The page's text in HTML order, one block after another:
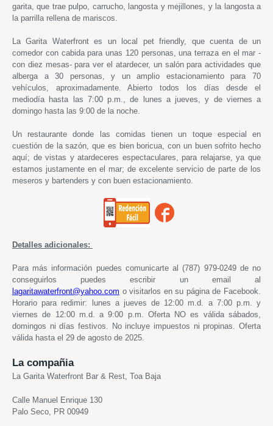
garita, que trae pulpo, carrucho, langosta y mejillones, y la langosta a
la parrilla rellena de mariscos.
La Garita Waterfront es un local pet friendly, que cuenta de un
comedor con cabida para unas 120 personas, una terraza en el mar -
con diez mesas- para ver el atardecer, un salón para actividades que
alberga a 30 personas, y un amplio estacionamiento para 70
vehículos, aproximadamente. Abierto todos los días desde el
mediodía hasta las 7:00 p.m., de lunes a jueves, y de viernes a
domingo hasta las 9:00 de la noche.
Un restaurante donde las comidas tienen un toque especial en
cuestión de la sazón, que es bien boricua, con un buen sofrito hecho
aquí; de vistas y atardeceres espectaculares, para relajarse, ya que
estamos justamente en el mar; de excelente servicio de parte de los
meseros y bartenders y con buen estacionamiento.
Detalles adicionales:
Para más información puedes comunicarte al (787) 979-0249 de no
conseguirlos puedes escribir un email al
lagaritawaterfront@yahoo.com o visitarlos en su página de Facebook.
Horario para redimir: lunes a jueves de 12:00 m.d. a 7:00 p.m. y
viernes de 12:00 m.d. a 9:00 p.m. Oferta NO es válida sábados,
domingos ni días festivos. No incluye impuestos ni propinas. Oferta
válida hasta el 29 de agosto de 2025.
La compañia
La Garita Waterfront Bar & Rest, Toa Baja
Calle Manuel Enrique 130
Palo Seco, PR 00949